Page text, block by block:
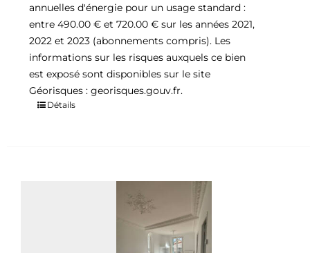
annuelles d'énergie pour un usage standard :
entre 490.00 € et 720.00 € sur les années 2021,
2022 et 2023 (abonnements compris). Les
informations sur les risques auxquels ce bien
est exposé sont disponibles sur le site
Géorisques : georisques.gouv.fr.
Détails